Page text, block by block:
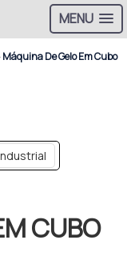
MENU
Máquina De Gelo Em Cubo
CUBO